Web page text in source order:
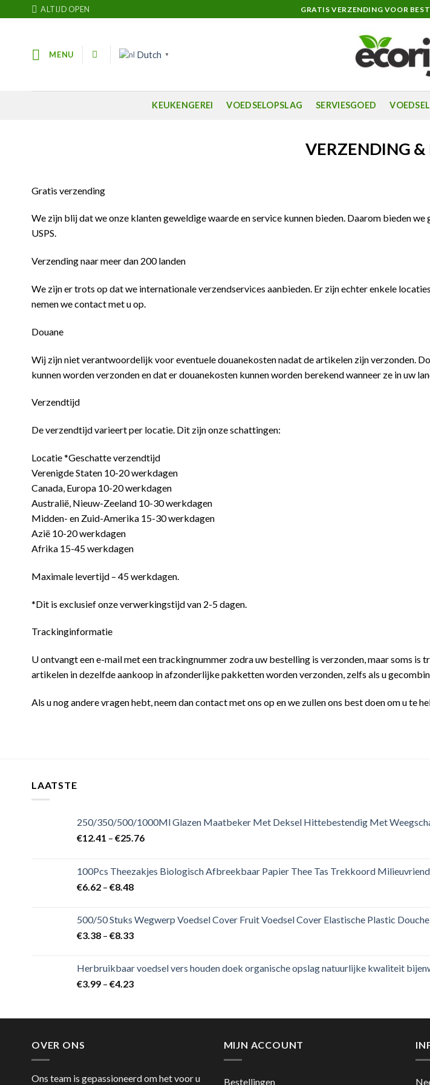
to
ALTIJD OPEN GRATIS VERZENDING VOOR
MENU Dutch ▼
KEUKENGEREI VOEDSELOPSLAG SERVIESGOED
VERZENDING &
Gratis verzending
We zijn blij dat we onze klanten geweldige waarde en service kunnen bieden. Daarom bieden
USPS.
Verzending naar meer dan 200 landen
We zijn er trots op dat we internationale verzendservices aanbieden. Er zijn echter enkele
nemen we contact met u op.
Douane
Wij zijn niet verantwoordelijk voor eventuele douanekosten nadat de artikelen zijn verzonden.
kunnen worden verzonden en dat er douanekosten kunnen worden berekend wanneer ze in uw
Verzendtijd
De verzendtijd varieert per locatie. Dit zijn onze schattingen:
Locatie *Geschatte verzendtijd
Verenigde Staten 10-20 werkdagen
Canada, Europa 10-20 werkdagen
Australië, Nieuw-Zeeland 10-30 werkdagen
Midden- en Zuid-Amerika 15-30 werkdagen
Azië 10-20 werkdagen
Afrika 15-45 werkdagen
Maximale levertijd – 45 werkdagen.
*Dit is exclusief onze verwerkingstijd van 2-5 dagen.
Trackinginformatie
U ontvangt een e-mail met een trackingnummer zodra uw bestelling is verzonden, maar soms
artikelen in dezelfde aankoop in afzonderlijke pakketten worden verzonden, zelfs als u
Als u nog andere vragen hebt, neem dan contact met ons op en we zullen ons best doen om u te
LAATSTE
250/350/500/1000Ml Glazen Maatbeker Met Deksel Hittebestendig Met
€12.41 – €25.76
100Pcs Theezakjes Biologisch Afbreekbaar Papier Thee Tas Trekkoord
€6.62 – €8.48
500/50 Stuks Wegwerp Voedsel Cover Fruit Voedsel Cover Elastische Plastic
€3.38 – €8.33
Herbruikbaar voedsel vers houden doek organische opslag natuurlijke kwaliteit
€3.99 – €4.23
OVER ONS
Ons team is gepassioneerd om het voor u
MIJN ACCOUNT
Bestellingen